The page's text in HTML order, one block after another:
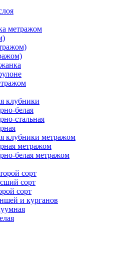
метражом
клубники
белая
стальная
клубники метражом
метражом
белая метражом
сорт
сорт
сорт
и курганов